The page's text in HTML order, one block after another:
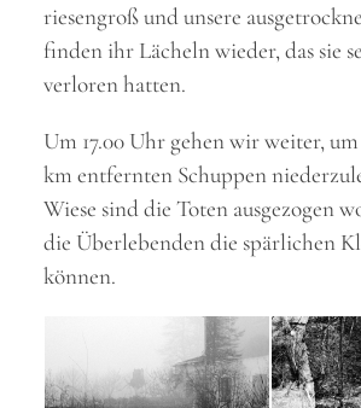
riesengroß und unsere
finden ihr Lächeln wieder, das sie
verloren hatten.
Um 17.00 Uhr gehen wir weiter,
km entfernten Schuppen
Wiese sind die Toten ausgezogen
die Überlebenden die spärlichen
können.